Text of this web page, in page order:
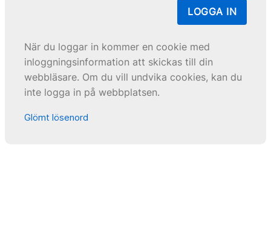
LOGGA IN
När du loggar in kommer en cookie med
inloggningsinformation att skickas till din
webbläsare. Om du vill undvika cookies, kan du
inte logga in på webbplatsen.
Glömt lösenord